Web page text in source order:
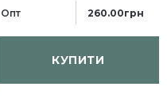
Опт 260.00грн
КУПИТИ